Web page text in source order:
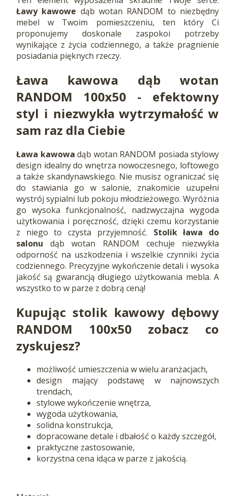
Ławy kawowe dąb wotan RANDOM to niezbędny
mebel w Twoim pomieszczeniu, ten który Ci
proponujemy doskonale zaspokoi potrzeby
wynikające z życia codziennego, a także pragnienie
posiadania pięknych rzeczy.
Ława kawowa dąb wotan
RANDOM 100x50 - efektowny
styl i niezwykła wytrzymałość w
sam raz dla Ciebie
Ława kawowa dąb wotan RANDOM posiada stylowy
design idealny do wnętrza nowoczesnego, loftowego
a także skandynawskiego. Nie musisz ograniczać się
do stawiania go w salonie, znakomicie uzupełni
wystrój sypialni lub pokoju młodzieżowego. Wyróżnia
go wysoka funkcjonalność, nadzwyczajna wygoda
użytkowania i poręczność, dzięki czemu korzystanie
z niego to czysta przyjemność. Stolik ława do
salonu dąb wotan RANDOM cechuje niezwykła
odporność na uszkodzenia i wszelkie czynniki życia
codziennego. Precyzyjne wykończenie detali i wysoka
jakość są gwarancją długiego użytkowania mebla. A
wszystko to w parze z dobrą ceną!
Kupując stolik kawowy dębowy
RANDOM 100x50 zobacz co
zyskujesz?
możliwość umieszczenia w wielu aranżacjach,
design mający podstawę w najnowszych
trendach,
stylowe wykończenie wnętrza,
wygoda użytkowania,
solidna konstrukcja,
dopracowane detale i dbałość o każdy szczegół,
praktyczne zastosowanie,
korzystna cena idąca w parze z jakością.